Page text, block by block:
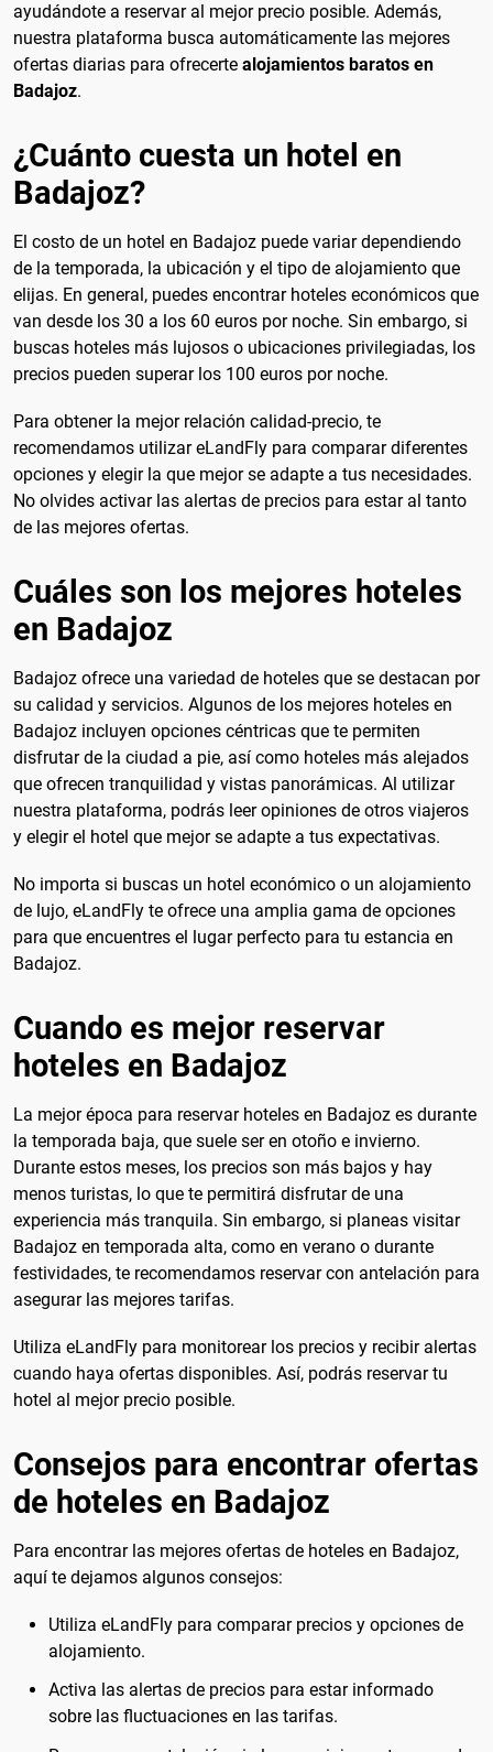
ayudándote a reservar al mejor precio posible. Además,
nuestra plataforma busca automáticamente las mejores
ofertas diarias para ofrecerte alojamientos baratos en
Badajoz.
¿Cuánto cuesta un hotel en
Badajoz?
El costo de un hotel en Badajoz puede variar dependiendo
de la temporada, la ubicación y el tipo de alojamiento que
elijas. En general, puedes encontrar hoteles económicos que
van desde los 30 a los 60 euros por noche. Sin embargo, si
buscas hoteles más lujosos o ubicaciones privilegiadas, los
precios pueden superar los 100 euros por noche.
Para obtener la mejor relación calidad-precio, te
recomendamos utilizar eLandFly para comparar diferentes
opciones y elegir la que mejor se adapte a tus necesidades.
No olvides activar las alertas de precios para estar al tanto
de las mejores ofertas.
Cuáles son los mejores hoteles
en Badajoz
Badajoz ofrece una variedad de hoteles que se destacan por
su calidad y servicios. Algunos de los mejores hoteles en
Badajoz incluyen opciones céntricas que te permiten
disfrutar de la ciudad a pie, así como hoteles más alejados
que ofrecen tranquilidad y vistas panorámicas. Al utilizar
nuestra plataforma, podrás leer opiniones de otros viajeros
y elegir el hotel que mejor se adapte a tus expectativas.
No importa si buscas un hotel económico o un alojamiento
de lujo, eLandFly te ofrece una amplia gama de opciones
para que encuentres el lugar perfecto para tu estancia en
Badajoz.
Cuando es mejor reservar
hoteles en Badajoz
La mejor época para reservar hoteles en Badajoz es durante
la temporada baja, que suele ser en otoño e invierno.
Durante estos meses, los precios son más bajos y hay
menos turistas, lo que te permitirá disfrutar de una
experiencia más tranquila. Sin embargo, si planeas visitar
Badajoz en temporada alta, como en verano o durante
festividades, te recomendamos reservar con antelación para
asegurar las mejores tarifas.
Utiliza eLandFly para monitorear los precios y recibir alertas
cuando haya ofertas disponibles. Así, podrás reservar tu
hotel al mejor precio posible.
Consejos para encontrar ofertas
de hoteles en Badajoz
Para encontrar las mejores ofertas de hoteles en Badajoz,
aquí te dejamos algunos consejos:
Utiliza eLandFly para comparar precios y opciones de
alojamiento.
Activa las alertas de precios para estar informado
sobre las fluctuaciones en las tarifas.